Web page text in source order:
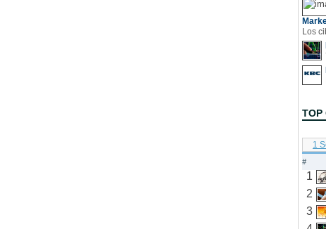
TOP
1
#
1
2
3